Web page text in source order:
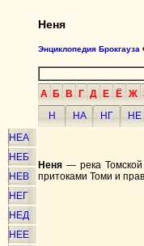
Неня
Энциклопедия Брокгауза
А Б В Г Д Е Ё Ж
Н
НА НГ НЕ
НЕА
НЕБ
НЕВ
НЕГ
НЕД
НЕЕ
Неня — река Томской
притоками Томи и